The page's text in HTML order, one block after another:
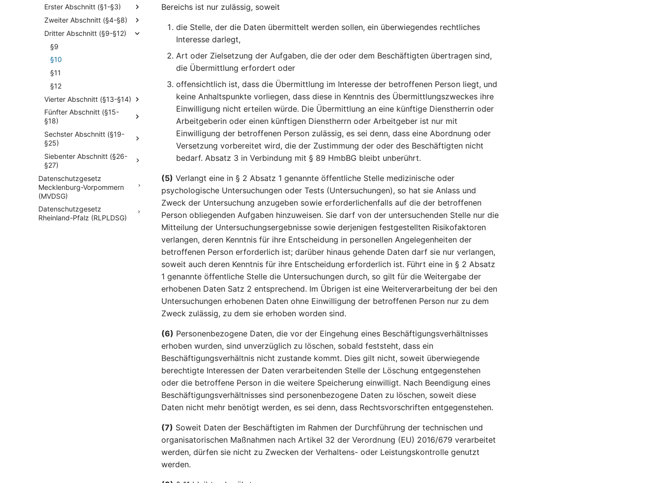
Erster Abschnitt (§1-§3)
Zweiter Abschnitt (§4-§8)
Dritter Abschnitt (§9-§12)
§9
§10
§11
§12
Vierter Abschnitt (§13-§14)
Fünfter Abschnitt (§15-
§18)
Sechster Abschnitt (§19-
§25)
Siebenter Abschnitt (§26-
§27)
Datenschutzgesetz
Mecklenburg-Vorpommern
(MVDSG)
Datenschutzgesetz
Rheinland-Pfalz (RLPLDSG)
Bereichs ist nur zulässig, soweit
die Stelle, der die Daten übermittelt werden sollen, ein überwiegendes rechtliches
Interesse darlegt,
Art oder Zielsetzung der Aufgaben, die der oder dem Beschäftigten übertragen sind,
die Übermittlung erfordert oder
offensichtlich ist, dass die Übermittlung im Interesse der betroffenen Person liegt, und
keine Anhaltspunkte vorliegen, dass diese in Kenntnis des Übermittlungszweckes ihre
Einwilligung nicht erteilen würde. Die Übermittlung an eine künftige Dienstherrin oder
Arbeitgeberin oder einen künftigen Dienstherrn oder Arbeitgeber ist nur mit
Einwilligung der betroffenen Person zulässig, es sei denn, dass eine Abordnung oder
Versetzung vorbereitet wird, die der Zustimmung der oder des Beschäftigten nicht
bedarf. Absatz 3 in Verbindung mit § 89 HmbBG bleibt unberührt.
(5) Verlangt eine in § 2 Absatz 1 genannte öffentliche Stelle medizinische oder
psychologische Untersuchungen oder Tests (Untersuchungen), so hat sie Anlass und
Zweck der Untersuchung anzugeben sowie erforderlichenfalls auf die der betroffenen
Person obliegenden Aufgaben hinzuweisen. Sie darf von der untersuchenden Stelle nur die
Mitteilung der Untersuchungsergebnisse sowie derjenigen festgestellten Risikofaktoren
verlangen, deren Kenntnis für ihre Entscheidung in personellen Angelegenheiten der
betroffenen Person erforderlich ist; darüber hinaus gehende Daten darf sie nur verlangen,
soweit auch deren Kenntnis für ihre Entscheidung erforderlich ist. Führt eine in § 2 Absatz
1 genannte öffentliche Stelle die Untersuchungen durch, so gilt für die Weitergabe der
erhobenen Daten Satz 2 entsprechend. Im Übrigen ist eine Weiterverarbeitung der bei den
Untersuchungen erhobenen Daten ohne Einwilligung der betroffenen Person nur zu dem
Zweck zulässig, zu dem sie erhoben worden sind.
(6) Personenbezogene Daten, die vor der Eingehung eines Beschäftigungsverhältnisses
erhoben wurden, sind unverzüglich zu löschen, sobald feststeht, dass ein
Beschäftigungsverhältnis nicht zustande kommt. Dies gilt nicht, soweit überwiegende
berechtigte Interessen der Daten verarbeitenden Stelle der Löschung entgegenstehen
oder die betroffene Person in die weitere Speicherung einwilligt. Nach Beendigung eines
Beschäftigungsverhältnisses sind personenbezogene Daten zu löschen, soweit diese
Daten nicht mehr benötigt werden, es sei denn, dass Rechtsvorschriften entgegenstehen.
(7) Soweit Daten der Beschäftigten im Rahmen der Durchführung der technischen und
organisatorischen Maßnahmen nach Artikel 32 der Verordnung (EU) 2016/679 verarbeitet
werden, dürfen sie nicht zu Zwecken der Verhaltens- oder Leistungskontrolle genutzt
werden.